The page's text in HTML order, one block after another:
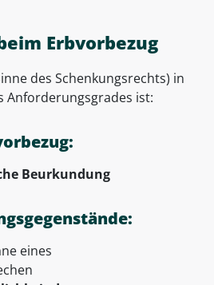
Erbvorbezug
des Schenkungsrechts) in
Anforderungsgrades ist:
Beurkundung
eines